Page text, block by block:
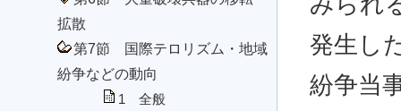
拡散
第7節 国際テロリズム・地域
紛争などの動向
1 全般
発生し
紛争当